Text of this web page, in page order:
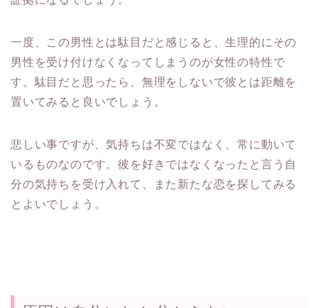
一度、この男性とは駄目だと感じると、生理的にその
男性を受け付けなくなってしまうのが女性の特性で
す。駄目だと思ったら、無理をしないで彼とは距離を
置いてみると良いでしょう。
悲しい事ですが、気持ちは不変ではなく、常に動いて
いるものなのです。彼を好きではなくなったと言う自
分の気持ちを受け入れて、また新たな恋を探してみる
とよいでしょう。